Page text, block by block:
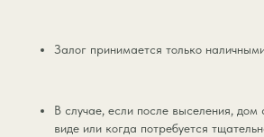
Залог принимается только
В случае, если после выселения,
виде или когда потребуется